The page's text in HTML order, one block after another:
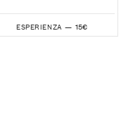
ESPERIENZA — 15€